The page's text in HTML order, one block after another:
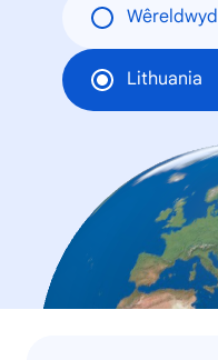
Wêreldwyd
Lithuania